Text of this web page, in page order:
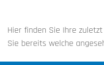
Hier finden Sie Ihre
Sie bereits welche